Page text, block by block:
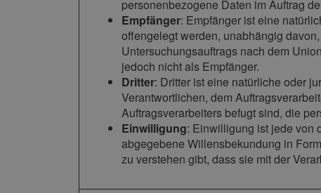
personenbezogene Daten im Auftrag
Empfänger: Empfänger ist eine
offengelegt werden, unabhängig
Untersuchungsauftrags nach dem
jedoch nicht als Empfänger.
Dritter: Dritter ist eine natürliche oder
Verantwortlichen, dem
Auftragsverarbeiters befugt sind, die
Einwilligung: Einwilligung ist jede von
abgegebene Willensbekundung in
zu verstehen gibt, dass sie mit der